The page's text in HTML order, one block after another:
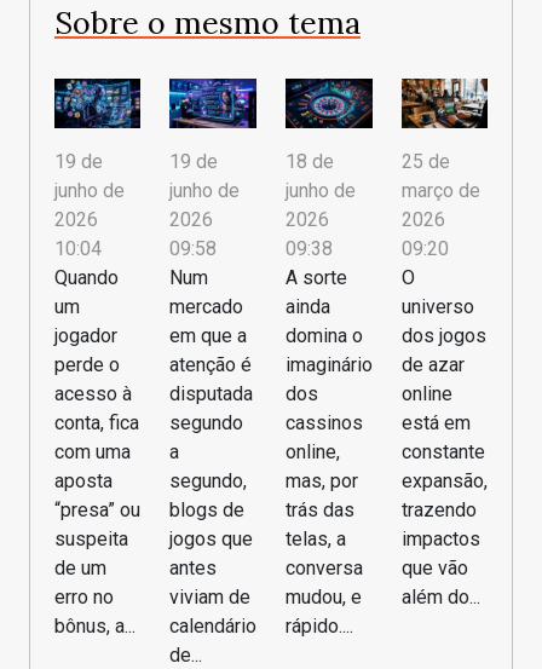
Sobre o mesmo tema
19 de
junho de
2026
10:04
Quando
um
jogador
perde o
acesso à
conta, fica
com uma
aposta
“presa” ou
suspeita
de um
erro no
bônus, a...
19 de
junho de
2026
09:58
Num
mercado
em que a
atenção é
disputada
segundo
a
segundo,
blogs de
jogos que
antes
viviam de
calendário
de...
18 de
junho de
2026
09:38
A sorte
ainda
domina o
imaginário
dos
cassinos
online,
mas, por
trás das
telas, a
conversa
mudou, e
rápido....
25 de
março de
2026
09:20
O
universo
dos jogos
de azar
online
está em
constante
expansão,
trazendo
impactos
que vão
além do...